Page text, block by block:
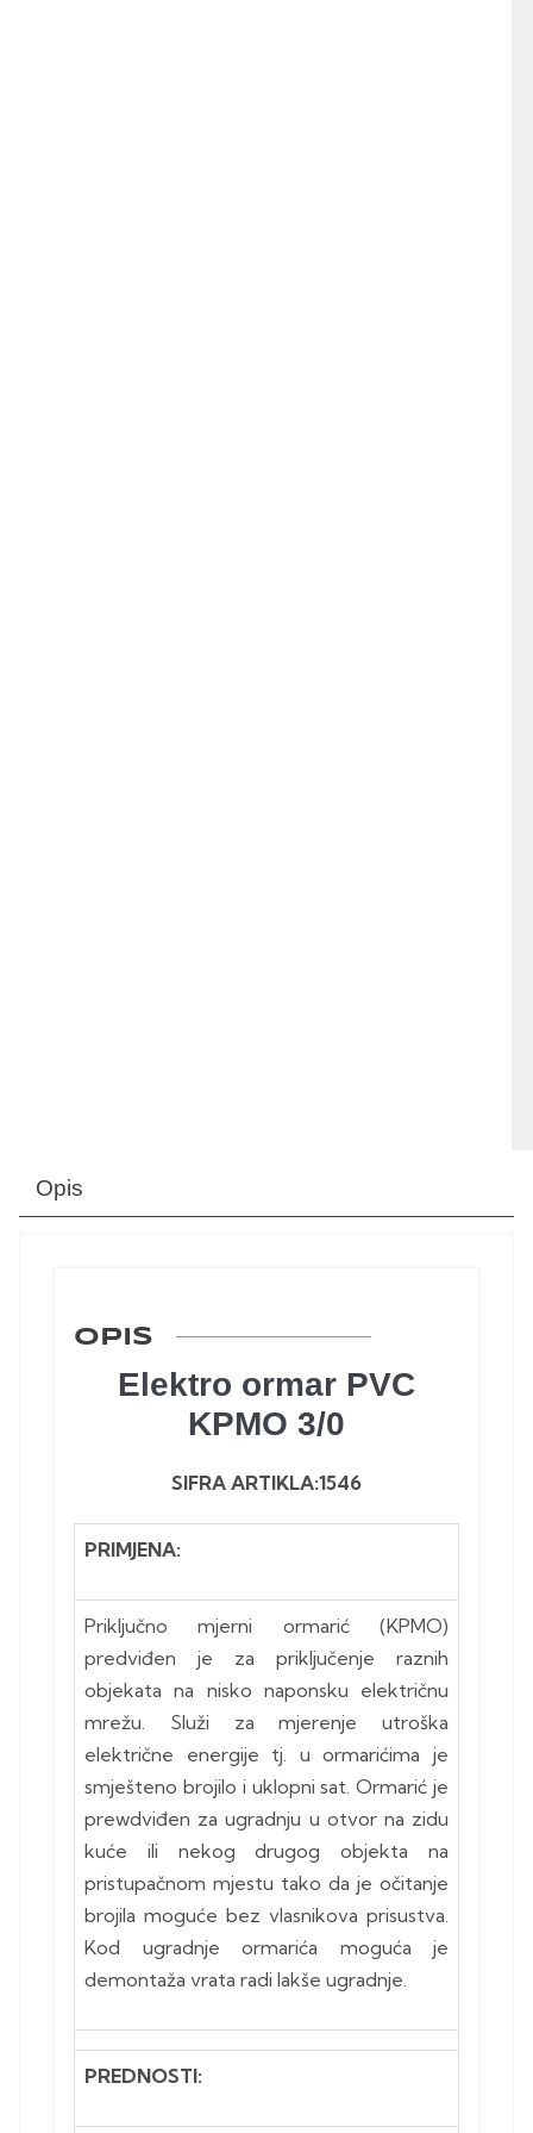
Opis
OPIS
Elektro ormar PVC
KPMO 3/0
SIFRA ARTIKLA:1546
PRIMJENA:
Priključno mjerni ormarić (KPMO)
predviđen je za priključenje raznih
objekata na nisko naponsku električnu
mrežu. Služi za mjerenje utroška
električne energije tj. u ormarićima je
smješteno brojilo i uklopni sat. Ormarić je
prewdviđen za ugradnju u otvor na zidu
kuće ili nekog drugog objekta na
pristupačnom mjestu tako da je očitanje
brojila moguće bez vlasnikova prisustva.
Kod ugradnje ormarića moguća je
demontaža vrata radi lakše ugradnje.
PREDNOSTI: